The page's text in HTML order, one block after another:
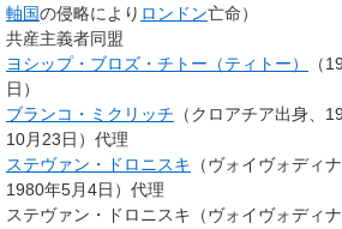
軸国の侵略により ロンドン亡命）
共産主義者同盟
ヨシップ・ブロズ・チトー（ティトー）
（
日）
ブランコ・ミクリッチ （クロアチア出身、
10月23日）代理
ステヴァン・ドロニスキ （ヴォイヴォディ
1980年5月4日）代理
ステヴァン・ドロニスキ（ヴォイヴォディ